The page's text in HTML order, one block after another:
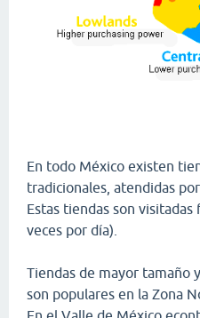
En todo México existen
tradicionales, atendidas
Estas tiendas son
veces por día).
Tiendas de mayor tamaño
son populares en la Zona